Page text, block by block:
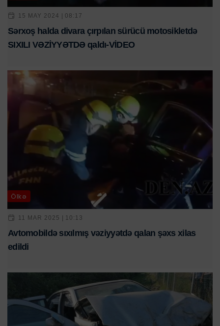
15 MAY 2024 | 08:17
Sərxoş halda divara çırpılan sürücü motosikletdə
SIXILI VƏZİYYƏTDƏ qaldı-VİDEO
Ölkə
11 MAR 2025 | 10:13
Avtomobildə sıxılmış vəziyyətdə qalan şəxs xilas
edildi